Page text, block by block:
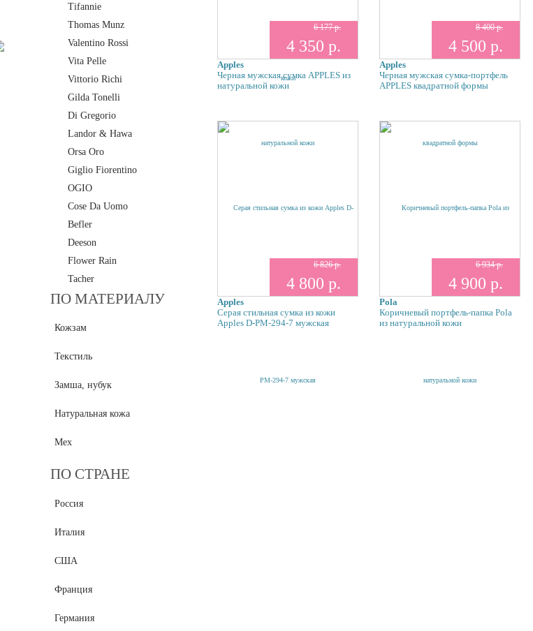
Tifannie
Thomas Munz
Valentino Rossi
Vita Pelle
Vittorio Richi
Gilda Tonelli
Di Gregorio
Landor & Hawa
Orsa Oro
Giglio Fiorentino
OGIO
Cose Da Uomo
Befler
Deeson
Flower Rain
Tacher
ПО МАТЕРИАЛУ
Кожзам
Текстиль
Замша, нубук
Натуральная кожа
Мех
ПО СТРАНЕ
Россия
Италия
США
Франция
Германия
6 177 р.
4 350 р.
Apples
Черная мужская сумка APPLES из
натуральной кожи
8 400 р.
4 500 р.
Apples
Черная мужская сумка-портфель
APPLES квадратной формы
6 826 р.
4 800 р.
Apples
Серая стильная сумка из кожи
Apples D-PM-294-7 мужская
6 934 р.
4 900 р.
Pola
Коричневый портфель-папка Pola
из натуральной кожи